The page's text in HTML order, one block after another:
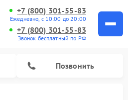
+7 (800) 301-55-83
Ежедневно, с 10:00 до 20:00
+7 (800) 301-55-83
Звонок бесплатный по РФ
Позвонить